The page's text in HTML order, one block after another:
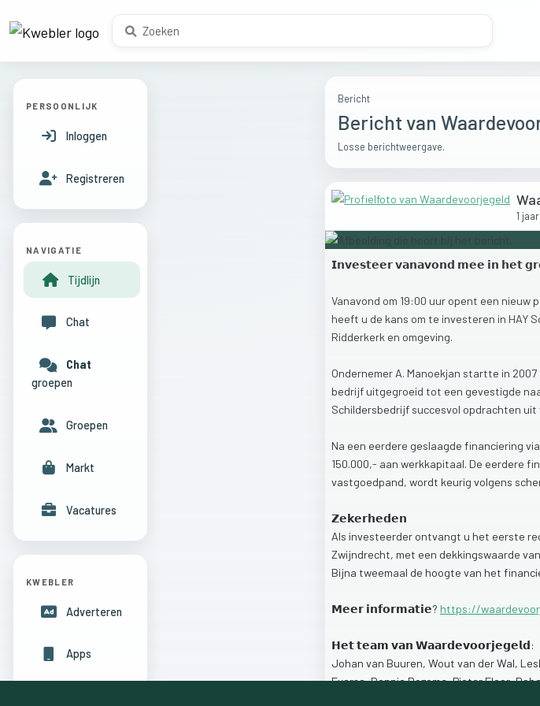
Bericht
Bericht van
Losse berichtweergave.
1
𝗜𝗻𝘃𝗲𝘀𝘁𝗲𝗲𝗿𝘃𝗮𝗻𝗮𝘃𝗼𝗻𝗱 𝗺𝗲𝗲 𝗶𝗻 𝗵𝗲𝘁
Vanavond om 19:00 uur opent een nieuw
heeft u de kans om te investeren in HAY
Ridderkerk en omgeving.
Ondernemer A. Manoekjan startte in 2007
bedrijf uitgegroeid tot een gevestigde
Schildersbedrijf succesvol opdrachten uit
Na een eerdere geslaagde financiering via
150.000,- aan werkkapitaal. De eerdere
vastgoedpand, wordt keurig volgens
𝗭𝗲𝗸𝗲𝗿𝗵𝗲𝗱𝗲𝗻
Als investeerder ontvangt u het eerste
Zwijndrecht, met een dekkingswaarde van
Bijna tweemaal de hoogte van het
𝗠𝗲𝗲𝗿 𝗶𝗻𝗳𝗼𝗿𝗺𝗮𝘁𝗶𝗲? https://
𝗛𝗲𝘁𝘁𝗲𝗮𝗺 𝘃𝗮𝗻 𝗪𝗮𝗮𝗿𝗱𝗲𝘃𝗼𝗼𝗿𝗷𝗲𝗴𝗲𝗹𝗱:
Johan van Buuren, Wout van derWal,
Everse,BennieRozema,PieterFloor,
PERSOONLIJK
Inloggen
Registreren
NAVIGATIE
Tijdlijn
Chat
Chat
groepen
Groepen
Markt
Vacatures
KWEBLER
Adverteren
Apps